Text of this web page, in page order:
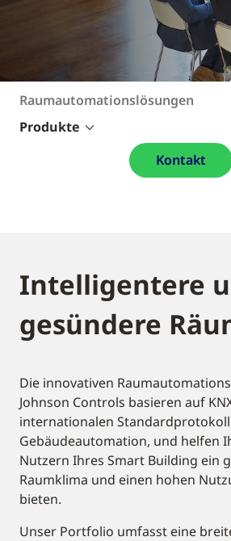
Raumautomationslösungen
Produkte
Kontakt
Intelligentere
gesündere
Die innovativen
Johnson Controls basieren auf
internationalen
Gebäudeautomation, und helfen
Nutzern Ihres Smart Building ein
Raumklima und einen hohen
bieten.
Unser Portfolio umfasst eine